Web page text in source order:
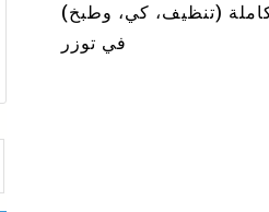
(تنظيف، كي، وطبخ)
في توزر